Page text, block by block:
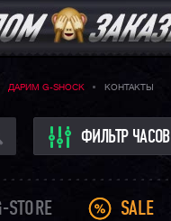
ДАРИМ G-SHOCK КОНТАКТЫ
ФИЛЬТР ЧАСОВ
SALE